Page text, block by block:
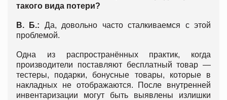
такого вида потери?
В. Б.: Да, довольно часто сталкиваемся с этой
проблемой.
Одна из распространённых практик, когда
производители поставляют бесплатный товар —
тестеры, подарки, бонусные товары, которые в
накладных не отображаются. После внутренней
инвентаризации могут быть выявлены излишки